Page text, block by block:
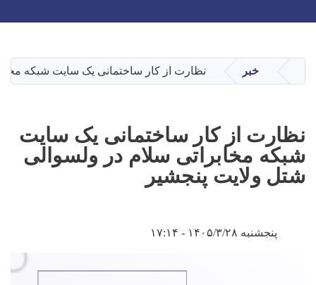
main
content
صفحه اصلی
خبر نظارت از کار ساختمانی یک سایت شبکه
نظارت از کار ساختمانی یک سایت
شبکه مخابراتی سلام در ولسوالی
شتل ولایت پنجشیر
پنجشنبه ۱۴۰۵/۳/۲۸ - ۱۷:۱۴